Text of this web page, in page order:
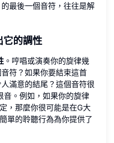
最後一個音符，往往是解
它的調性
。哼唱或演奏你的旋律幾
符？如果你要結束這首
滿意的結尾？這個音符很
音。例如，如果你的旋律
，那麼你很可能是在G大
單的聆聽行為為你提供了